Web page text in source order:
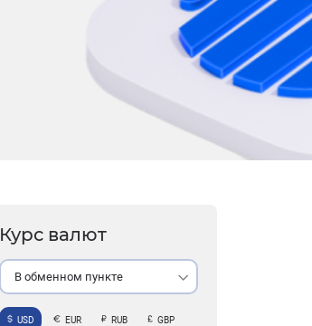
Курс валют
В обменном пункте
USD EUR RUB GBP